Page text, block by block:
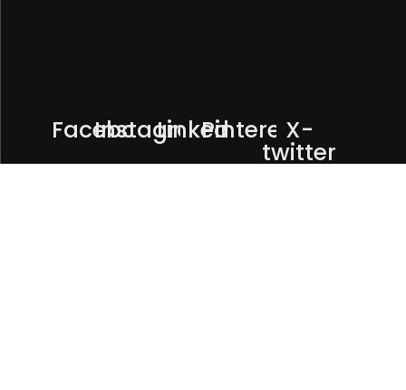
Facebook
Instagram
Linkedin
PinterestX-
twitter